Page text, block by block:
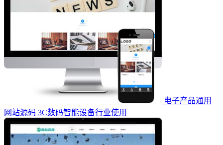
电子产品通用
网站源码 3C数码智能设备行业使用